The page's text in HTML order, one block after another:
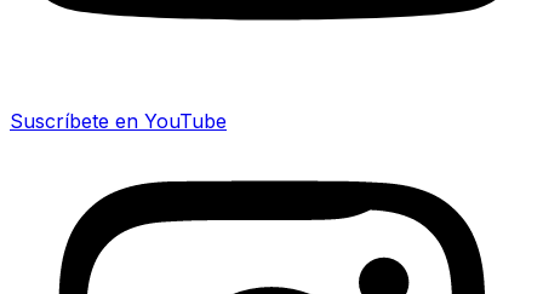
Suscríbete en YouTube